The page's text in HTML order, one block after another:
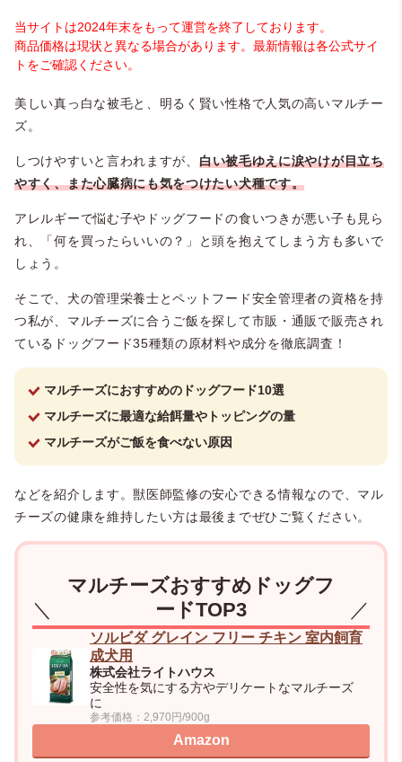
当サイトは2024年末をもって運営を終了しております。
商品価格は現状と異なる場合があります。最新情報は各公式サイ
トをご確認ください。
美しい真っ白な被毛と、明るく賢い性格で人気の高いマルチー
ズ。
しつけやすいと言われますが、 白い被毛ゆえに涙やけが目立ち
やすく、また心臓病にも気をつけたい犬種です。
アレルギーで悩む子やドッグフードの食いつきが悪い子も見ら
れ、「何を買ったらいいの？」と頭を抱えてしまう方も多いで
しょう。
そこで、犬の管理栄養士とペットフード安全管理者の資格を持
つ私が、マルチーズに合うご飯を探して市販・通販で販売され
ているドッグフード35種類の原材料や成分を徹底調査！
マルチーズにおすすめのドッグフード10選
マルチーズに最適な給餌量やトッピングの量
マルチーズがご飯を食べない原因
などを紹介します。獣医師監修の安心できる情報なので、マル
チーズの健康を維持したい方は最後までぜひご覧ください。
マルチーズおすすめドッグフ
ードTOP3
ソルビダ グレイン フリー チキン 室内飼育
成犬用
株式会社ライトハウス
安全性を気にする方やデリケートなマルチーズ
に
参考価格：2,970円/900g
Amazon